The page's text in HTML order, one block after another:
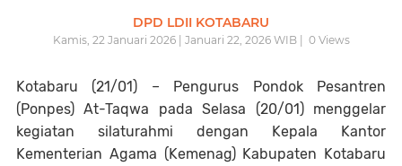
DPD LDII KOTABARU
Kamis, 22 Januari 2026 | Januari 22, 2026 WIB | 0Views
Kotabaru (21/01) – Pengurus Pondok Pesantren
(Ponpes) At-Taqwa pada Selasa (20/01) menggelar
kegiatan silaturahmi dengan Kepala Kantor
Kementerian Agama (Kemenag) Kabupaten Kotabaru